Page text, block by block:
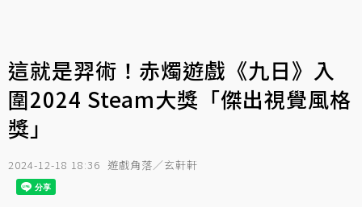
這就是羿術！赤燭遊戲《九日》入
圍2024 Steam大獎「傑出視覺風格
獎」
2024-12-18 18:36 遊戲角落／玄軒軒